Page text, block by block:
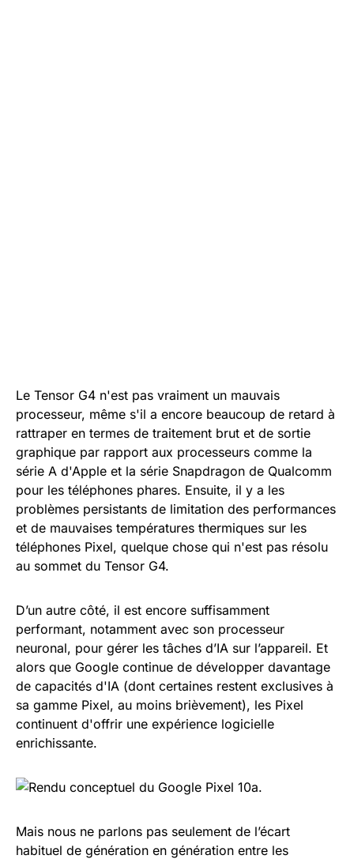
Le Tensor G4 n'est pas vraiment un mauvais
processeur, même s'il a encore beaucoup de retard à
rattraper en termes de traitement brut et de sortie
graphique par rapport aux processeurs comme la
série A d'Apple et la série Snapdragon de Qualcomm
pour les téléphones phares. Ensuite, il y a les
problèmes persistants de limitation des performances
et de mauvaises températures thermiques sur les
téléphones Pixel, quelque chose qui n'est pas résolu
au sommet du Tensor G4.
D’un autre côté, il est encore suffisamment
performant, notamment avec son processeur
neuronal, pour gérer les tâches d’IA sur l’appareil. Et
alors que Google continue de développer davantage
de capacités d'IA (dont certaines restent exclusives à
sa gamme Pixel, au moins brièvement), les Pixel
continuent d'offrir une expérience logicielle
enrichissante.
Mais nous ne parlons pas seulement de l’écart
habituel de génération en génération entre les